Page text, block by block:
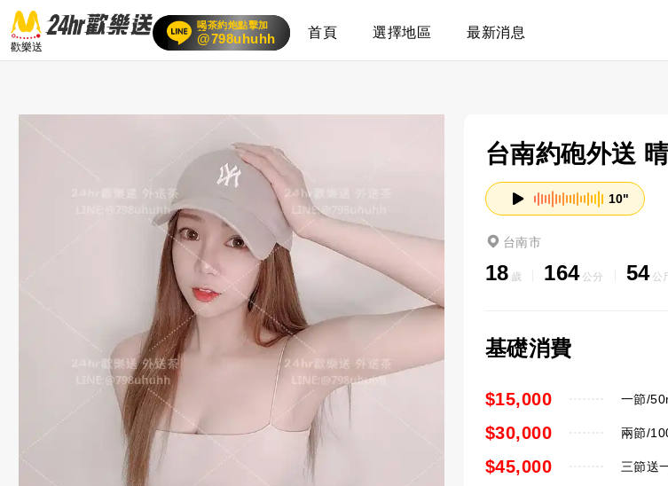
歡樂送
喝茶約炮點擊加
賴
24小時客服在線
@798uhuhh 首頁 選擇地區 最新消息
台南約砲外送
10"
台南市
18 歲 164公分 54公
基礎消費
一節/
$15,000
兩節/
$30,000
三節送
$45,000